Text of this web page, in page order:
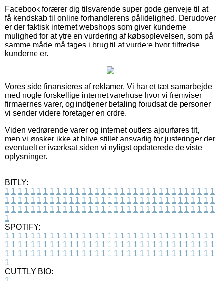
Facebook forærer dig tilsvarende super gode genveje til at
få kendskab til online forhandlerens pålidelighed. Derudover
er der faktisk internet webshops som giver kunderne
mulighed for at ytre en vurdering af købsoplevelsen, som på
samme måde må tages i brug til at vurdere hvor tilfredse
kunderne er.
Vores side finansieres af reklamer. Vi har et tæt samarbejde
med nogle forskellige internet varehuse hvor vi fremviser
firmaernes varer, og indtjener betaling forudsat de personer
vi sender videre foretager en ordre.
Viden vedrørende varer og internet outlets ajourføres tit,
men vi ønsker ikke at blive stillet ansvarlig for justeringer der
eventuelt er iværksat siden vi nyligst opdaterede de viste
oplysninger.
BITLY:
1 1 1 1 1 1 1 1 1 1 1 1 1 1 1 1 1 1 1 1 1 1 1 1 1 1 1 1 1 1 1 1 1
1 1 1 1 1 1 1 1 1 1 1 1 1 1 1 1 1 1 1 1 1 1 1 1 1 1 1 1 1 1 1 1 1
1 1 1 1 1 1 1 1 1 1 1 1 1 1 1 1 1 1 1 1 1 1 1 1 1 1 1 1 1 1 1 1 1
1
SPOTIFY:
1 1 1 1 1 1 1 1 1 1 1 1 1 1 1 1 1 1 1 1 1 1 1 1 1 1 1 1 1 1 1 1 1
1 1 1 1 1 1 1 1 1 1 1 1 1 1 1 1 1 1 1 1 1 1 1 1 1 1 1 1 1 1 1 1 1
1 1 1 1 1 1 1 1 1 1 1 1 1 1 1 1 1 1 1 1 1 1 1 1 1 1 1 1 1 1 1 1 1
1
CUTTLY BIO: